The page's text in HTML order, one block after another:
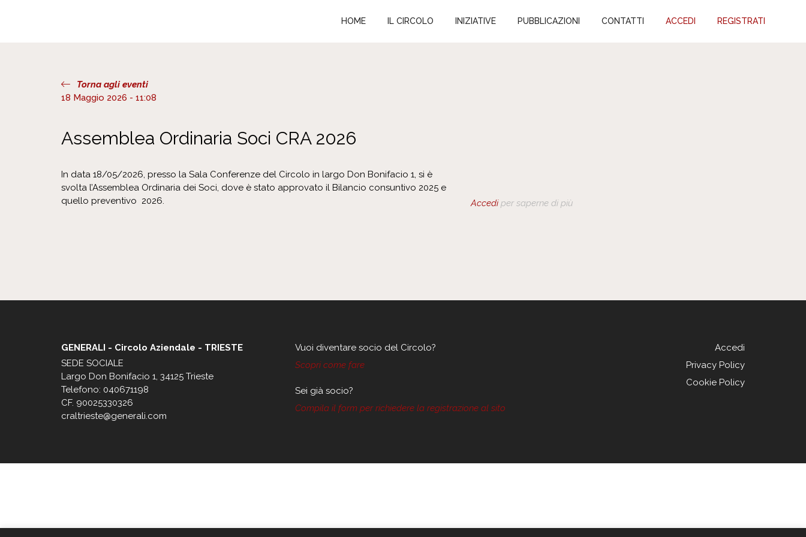
HOME IL CIRCOLO INIZIATIVE PUBBLICAZIONI CONTATTI ACCEDI REGISTRATI
Torna agli eventi
18 Maggio 2026 - 11:08
Assemblea Ordinaria Soci CRA 2026
In data 18/05/2026, presso la Sala Conferenze del Circolo in largo Don Bonifacio 1, si è
svolta l’Assemblea Ordinaria dei Soci, dove è stato approvato il Bilancio consuntivo 2025 e
quello preventivo 2026.
Accediper saperne di più
GENERALI - Circolo Aziendale - TRIESTE
SEDE SOCIALE
Largo Don Bonifacio 1, 34125 Trieste
Telefono: 040671198
CF. 90025330326
craltrieste@generali.com
Vuoi diventare socio del Circolo?
Scopri come fare
Sei già socio?
Compila il form per richiedere la registrazione al sito
Accedi
Privacy Policy
Cookie Policy